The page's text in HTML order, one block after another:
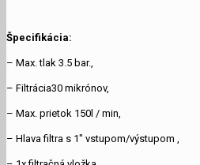
Špecifikácia:
– Max. tlak 3.5 bar.,
– Filtrácia30 mikrónov,
– Max. prietok 150l / min,
– Hlava filtra s 1″ vstupom/výstupom ,